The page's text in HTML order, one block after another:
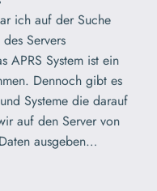
ich auf der Suche
Servers
APRS System ist ein
Dennoch gibt es
Systeme die darauf
auf den Server von
ausgeben…